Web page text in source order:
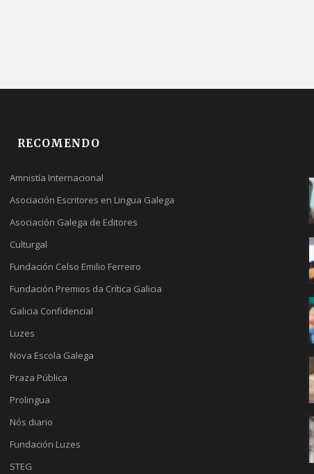
RECOMENDO
Amnistía Internacional
Asociación Escritores en Lingua Galega
Asociación Galega de Editores
Culturgal
Fundación Celso Emilio Ferreiro
Fundación Premios da Crítica Galicia
Galicia Confidencial
Luzes
Nova Escola Galega
Praza Pública
Prolingua
Nós diario
Fundación Luzes
STEG